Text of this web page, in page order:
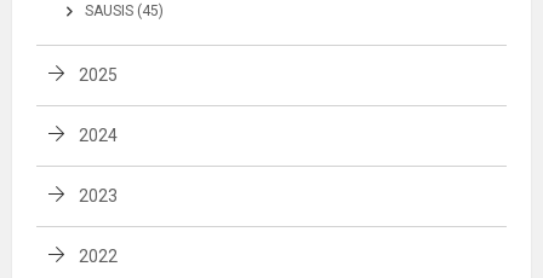
SAUSIS (45)
2025
2024
2023
2022